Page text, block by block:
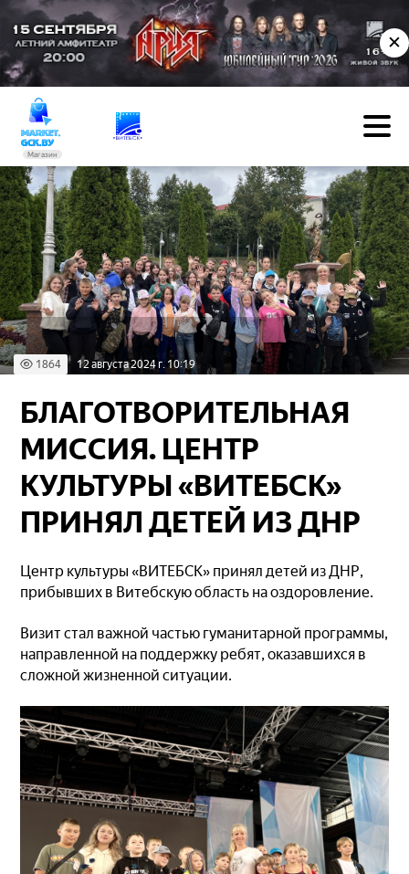
✕
Магазин
1864 12 августа 2024 г. 10:19
БЛАГОТВОРИТЕЛЬНАЯ
МИССИЯ. ЦЕНТР
КУЛЬТУРЫ «ВИТЕБСК»
ПРИНЯЛ ДЕТЕЙ ИЗ ДНР
Центр культуры «ВИТЕБСК» принял детей из ДНР,
прибывших в Витебскую область на оздоровление.
Визит стал важной частью гуманитарной программы,
направленной на поддержку ребят, оказавшихся в
сложной жизненной ситуации.